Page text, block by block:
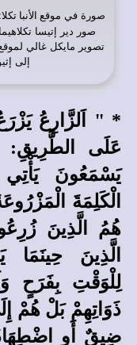
صورة في موقع الأنبا تكلا
صور دير إتيسا
تصوير مايكل غالي لموقع
إلى
* " اَلزَّارِعُ
عَلَى الطَّرِيقِ:
يَسْمَعُونَ يَأْتِي
الْكَلِمَةَ
هُمُ الَّذِينَ
الَّذِينَ حِينَمَا
لِلْوَقْتِ بِفَرَحٍ
ذَوَاتِهِمْ بَلْ هُمْ
ضِيقٌ أَوِ